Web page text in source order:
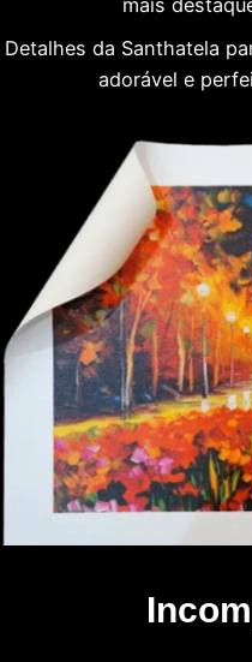
Detalhes da Santhatela
adorável e